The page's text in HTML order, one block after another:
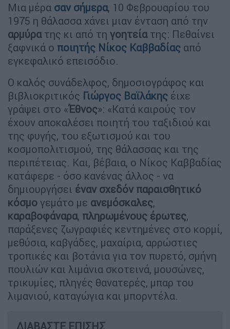
Μια μέρα σαν σήμερα, 10 Φεβρουαρίου του
1975 η θάλασσα χάνει μιαν ένταση από την
αρμύρατης κι από τη γοητείατης: Πεθαίνει
ξαφνικά ο ποιητής Νίκος Καββαδίας από
εγκεφαλικό επεισόδιο.
Ο καλός συνάδελφος, δημοσιογράφος και
βιβλιοκριτικός Γιώργος Βαϊλάκης έιχε
γράψει στο «Έθνος»: «Κατά καιρούς τον
έχουν αποκαλέσει ποιητή του ταξιδιού και
της φυγής, του εξωτισμού και του
κοσμοπολιτισμού, της θάλασσας και της
περιπέτειας. Και, βέβαια, ο Νίκος Καββαδίας
κατάφερε - όσο κανένας άλλος - να
δημιουργήσει έναν σχεδόν παραισθητικό
κόσμο γεμάτο με ανεμόσκαλες,
καραβοφάναρα, πληρωμένους έρωτες,
παράξενες ζωγραφιές κεντημένες στο κορμί,
μεθύσια, καβγάδες, μαχαίρια, αρρώστιες
τροπικές και βοτάνια για τον πυρετό, σμήνη
πουλιών και λιμάνια σκοτεινά, μουσώνες,
τρικυμίες, πληγές θανατερές, μπαρ του
λιμανιού, καταγώγια και μπορντέλα.
ΔΙΑΒΑΣΤΕ ΕΠΙΣΗΣ